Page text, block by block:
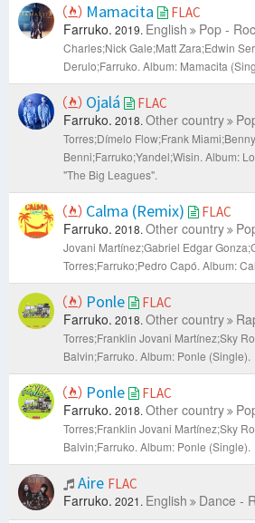
Mamacita FLAC
Farruko. 2019. English Pop -
Charles;Nick Gale;Matt Zara;Edwin
Derulo;Farruko. Album: Mamacita
Ojalá FLAC
Farruko. 2018. Other country
Torres;Dímelo Flow;Frank Miami;Benny
Benni;Farruko;Yandel;Wisin. Album:
"The Big Leagues".
Calma (Remix) FLAC
Farruko. 2018. Other country
Jovani Martínez;Gabriel Edgar
Torres;Farruko;Pedro Capó. Album:
Ponle FLAC
Farruko. 2018. Other country
Torres;Franklin Jovani Martínez;Sky
Balvin;Farruko. Album: Ponle (Single).
Ponle FLAC
Farruko. 2018. Other country
Torres;Franklin Jovani Martínez;Sky
Balvin;Farruko. Album: Ponle (Single).
Aire FLAC
Farruko. 2021. English Dance -